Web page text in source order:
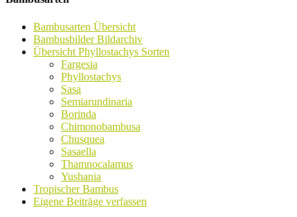
Bambusarten Übersicht
Bambusbilder Bildarchiv
Übersicht Phyllostachys Sorten
Fargesia
Phyllostachys
Sasa
Semiarundinaria
Borinda
Chimonobambusa
Chusquea
Sasaella
Thamnocalamus
Yushania
Tropischer Bambus
Eigene Beiträge verfassen